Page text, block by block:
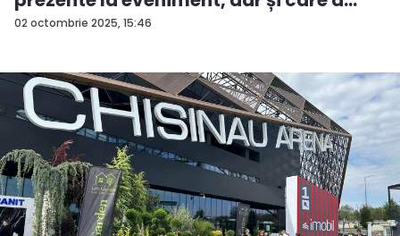
02 octombrie 2025, 15:46
fos...